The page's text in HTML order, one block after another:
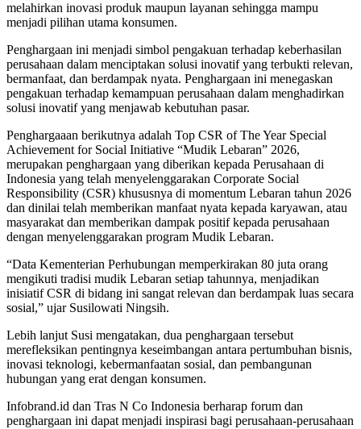
melahirkan inovasi produk maupun layanan sehingga mampu
menjadi pilihan utama konsumen.
Penghargaan ini menjadi simbol pengakuan terhadap keberhasilan
perusahaan dalam menciptakan solusi inovatif yang terbukti relevan,
bermanfaat, dan berdampak nyata. Penghargaan ini menegaskan
pengakuan terhadap kemampuan perusahaan dalam menghadirkan
solusi inovatif yang menjawab kebutuhan pasar.
Penghargaaan berikutnya adalah Top CSR of The Year Special
Achievement for Social Initiative “Mudik Lebaran” 2026,
merupakan penghargaan yang diberikan kepada Perusahaan di
Indonesia yang telah menyelenggarakan Corporate Social
Responsibility (CSR) khususnya di momentum Lebaran tahun 2026
dan dinilai telah memberikan manfaat nyata kepada karyawan, atau
masyarakat dan memberikan dampak positif kepada perusahaan
dengan menyelenggarakan program Mudik Lebaran.
“Data Kementerian Perhubungan memperkirakan 80 juta orang
mengikuti tradisi mudik Lebaran setiap tahunnya, menjadikan
inisiatif CSR di bidang ini sangat relevan dan berdampak luas secara
sosial,” ujar Susilowati Ningsih.
Lebih lanjut Susi mengatakan, dua penghargaan tersebut
merefleksikan pentingnya keseimbangan antara pertumbuhan bisnis,
inovasi teknologi, kebermanfaatan sosial, dan pembangunan
hubungan yang erat dengan konsumen.
Infobrand.id dan Tras N Co Indonesia berharap forum dan
penghargaan ini dapat menjadi inspirasi bagi perusahaan-perusahaan